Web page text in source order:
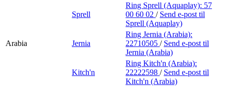
Sprell
Ring Sprell (Aquaplay): 57
00 60 02 / Send e-post til
Sprell (Aquaplay)
Arabia Jernia
Ring Jernia (Arabia):
22710505 / Send e-post til
Jernia (Arabia)
Kitch'n
Ring Kitch'n (Arabia):
22222598 / Send e-post til
Kitch'n (Arabia)